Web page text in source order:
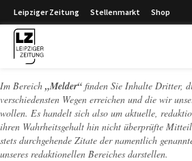
Leipziger Zeitung Stellenmarkt Shop
Im Bereich „Melder“ finden Sie Inhalte Dritter,
verschiedensten Wegen erreichen und die wir
wollen. Es handelt sich also um aktuelle,
ihren Wahrheitsgehalt hin nicht überprüfte
stets durchgehende Zitate der namentlich
unseres redaktionellen Bereiches darstellen.